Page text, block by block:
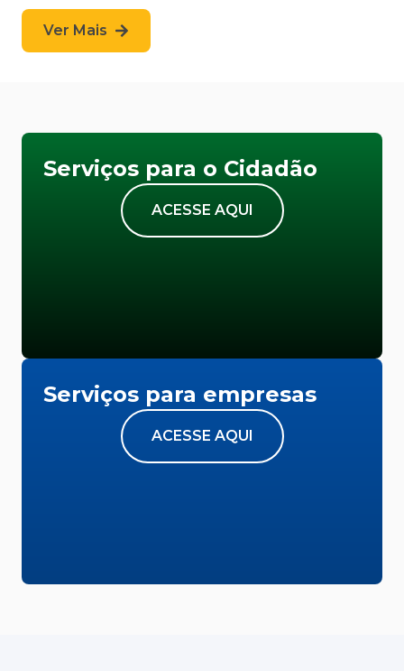
Ver Mais
Serviços para o Cidadão
ACESSE AQUI
Serviços para empresas
ACESSE AQUI